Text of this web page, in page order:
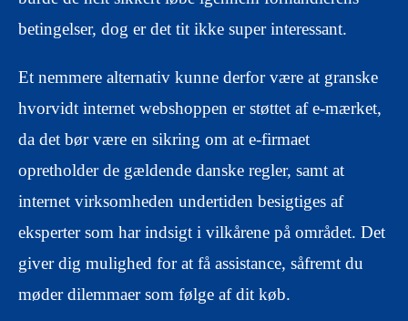
betingelser, dog er det tit ikke super interessant.
Et nemmere alternativ kunne derfor være at granske
hvorvidt internet webshoppen er støttet af e-mærket,
da det bør være en sikring om at e-firmaet
opretholder de gældende danske regler, samt at
internet virksomheden undertiden besigtiges af
eksperter som har indsigt i vilkårene på området. Det
giver dig mulighed for at få assistance, såfremt du
møder dilemmaer som følge af dit køb.